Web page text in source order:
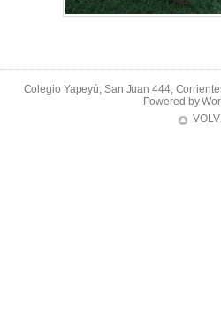
Colegio Yapeyú, San Juan 444,
Powered by